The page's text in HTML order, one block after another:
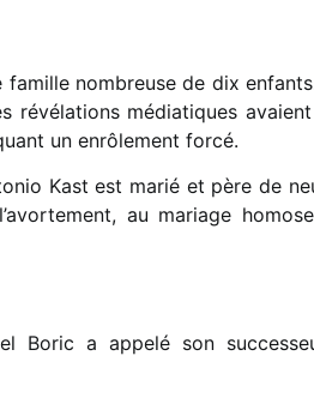
nombreuse de dix
révélations médiatiques
un enrôlement forcé.
Kast est marié et père de
au mariage
Boric a appelé son